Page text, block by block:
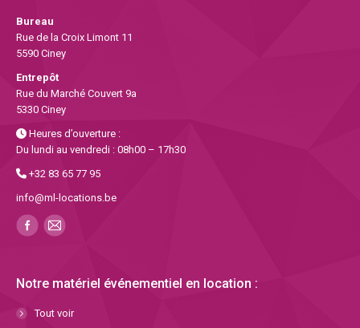
Bureau
Rue de la Croix Limont 11
5590 Ciney
Entrepôt
Rue du Marché Couvert 9a
5330 Ciney
Heures d’ouverture :
Du lundi au vendredi : 08h00 – 17h30
+32 83 65 77 95
info@ml-locations.be
Notre matériel événementiel en location :
Tout voir